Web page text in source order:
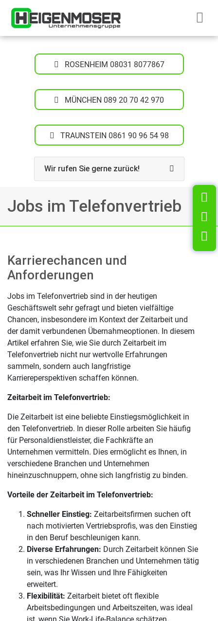
Startseite
ROSENHEIM 08031 8077867
MÜNCHEN 089 20 70 42 970
TRAUNSTEIN 0861 90 96 54 98
Wir rufen Sie gerne zurück!
Jobs im Telefonvertrieb
Karrierechancen und
Anforderungen
Jobs im Telefonvertrieb sind in der heutigen
Geschäftswelt sehr gefragt und bieten vielfältige
Chancen, insbesondere im Kontext der Zeitarbeit und
der damit verbundenen Übernahmeoptionen. In diesem
Artikel erfahren Sie, wie Sie durch Zeitarbeit im
Telefonvertrieb nicht nur wertvolle Erfahrungen
sammeln, sondern auch langfristige
Karriereperspektiven schaffen können.
Zeitarbeit im Telefonvertrieb:
Die Zeitarbeit ist eine beliebte Einstiegsmöglichkeit in
den Telefonvertrieb. In dieser Rolle arbeiten Sie häufig
für Personaldienstleister, die Fachkräfte an
Unternehmen vermitteln. Dies ermöglicht es Ihnen, in
verschiedene Branchen und Unternehmen
hineinzuschnuppern, ohne sich langfristig zu binden.
Vorteile der Zeitarbeit im Telefonvertrieb:
Schneller Einstieg: Zeitarbeitsfirmen suchen oft
nach motivierten Vertriebsprofis, was den Einstieg
in den Beruf beschleunigen kann.
Diverse Erfahrungen: Durch Zeitarbeit können Sie
in verschiedenen Branchen und Unternehmen tätig
sein, was Ihr Wissen und Ihre Fähigkeiten
erweitert.
Flexibilität: Zeitarbeit bietet oft flexible
Arbeitsbedingungen und Arbeitszeiten, was ideal